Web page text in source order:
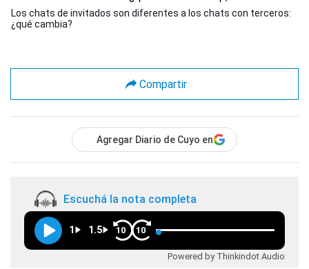
Los chats de invitados son diferentes a los chats con terceros:
¿qué cambia?
Compartir
Agregar Diario de Cuyo en
Escuchá la nota completa
1 1.5 10 10
Powered by Thinkindot Audio